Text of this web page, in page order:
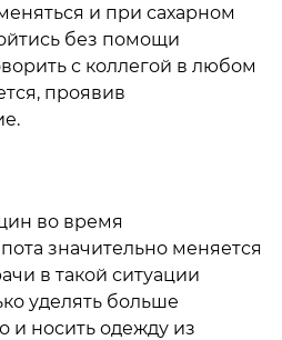
и при сахарном
без помощи
с коллегой в любом
проявив
во время
значительно меняется
в такой ситуации
уделять больше
и носить одежду из